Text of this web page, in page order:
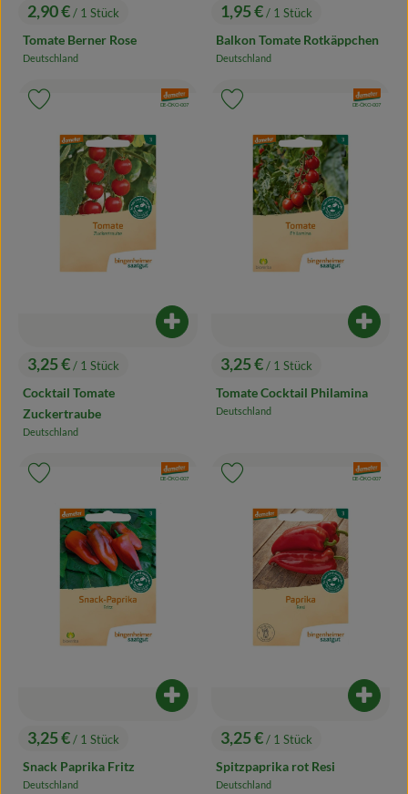
, Preis:
2,90 €/ 1 Stück
Tomate Berner Rose
, Herkunft:
Deutschland
, Preis:
1,95 €/ 1 Stück
Balkon Tomate Rotkäppchen
, Herkunft:
Deutschland
, Preis:
3,25 €/ 1 Stück
Cocktail Tomate
Zuckertraube
, Herkunft:
Deutschland
Produkt zum Warenkorb hinzufügen
, Verband:
, Kontrollstelle:
DE-ÖKO-007
Produkt zu Favouriten hinzufügen
, Preis:
3,25 €/ 1 Stück
Tomate Cocktail Philamina
, Herkunft:
Deutschland
, Verband:
, Kontrollstelle:
DE-ÖKO-007
Produkt zu Favouriten hinzufügen
, Preis:
3,25 €/ 1 Stück
Snack Paprika Fritz
, Herkunft:
Deutschland
Produkt zum Warenkorb hinzufügen
, Verband:
, Kontrollstelle:
DE-ÖKO-007
Produkt zu Favouriten hinzufügen
, Preis:
3,25 €/ 1 Stück
Spitzpaprika rot Resi
, Herkunft:
Deutschland
, Verband:
, Kontrollstelle:
DE-ÖKO-007
Produkt zu Favouriten hinzufügen